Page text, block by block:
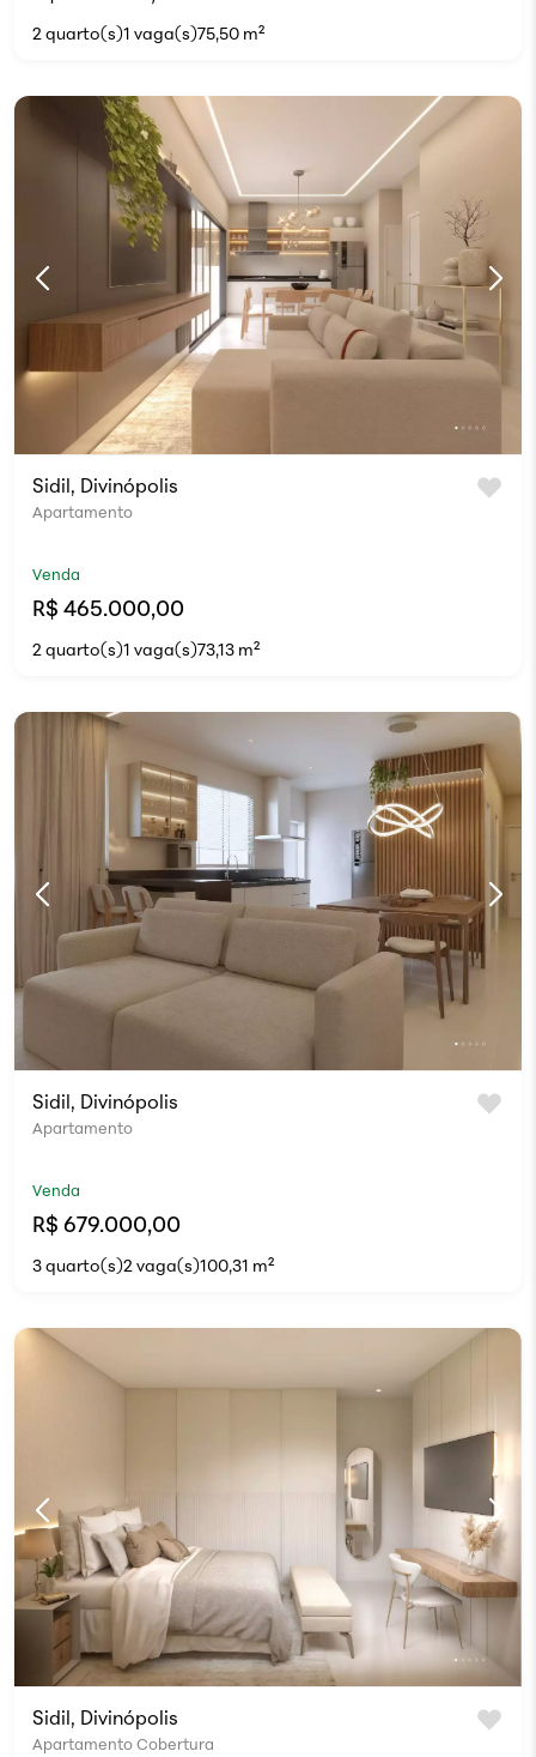
2 quarto(s)1 vaga(s)75,50 m²
Sidil, Divinópolis
Apartamento
Venda
R$ 465.000,00
2 quarto(s)1 vaga(s)73,13 m²
Sidil, Divinópolis
Apartamento
Venda
R$ 679.000,00
3 quarto(s)2 vaga(s)100,31 m²
Sidil, Divinópolis
Apartamento Cobertura